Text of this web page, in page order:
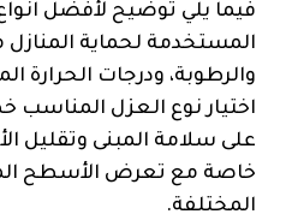
فيما يلي توضيح لأفضل
المستخدمة لحماية المنازل
والرطوبة، ودرجات الحرارة
اختيار نوع العزل
على سلامة المبنى وتقليل
خاصة مع تعرض الأسطح
المختلفة.